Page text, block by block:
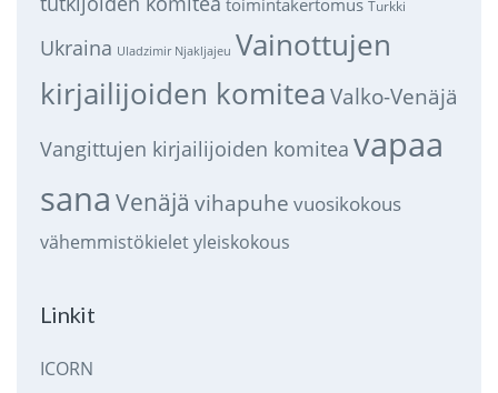
Turkki
Ukraina Uladzimir Njakljajeu Vainottujen
kirjailijoiden komitea Valko-Venäjä
Vangittujen kirjailijoiden komitea vapaa
sana Venäjä vihapuhe vuosikokous
vähemmistökieletyleiskokous
Linkit
ICORN